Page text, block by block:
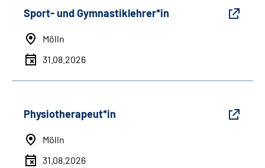
Sport- und Gymnastiklehrer*in
Mölln
31.08.2026
Physiotherapeut*in
Mölln
31.08.2026